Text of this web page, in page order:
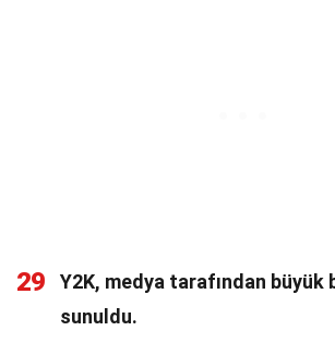
29
Y2K, medya tarafından büyük
sunuldu.